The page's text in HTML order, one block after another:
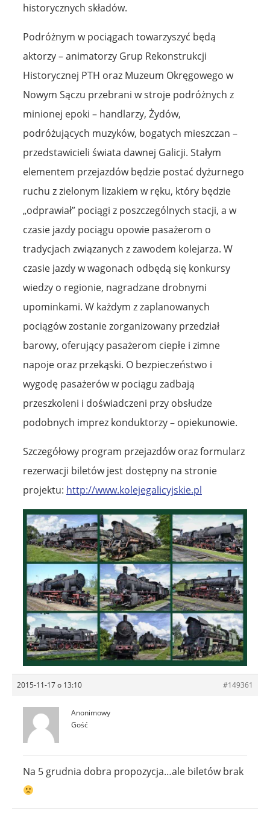
historycznych składów.
Podróżnym w pociągach towarzyszyć będą
aktorzy – animatorzy Grup Rekonstrukcji
Historycznej PTH oraz Muzeum Okręgowego w
Nowym Sączu przebrani w stroje podróżnych z
minionej epoki – handlarzy, Żydów,
podróżujących muzyków, bogatych mieszczan –
przedstawicieli świata dawnej Galicji. Stałym
elementem przejazdów będzie postać dyżurnego
ruchu z zielonym lizakiem w ręku, który będzie
„odprawiał” pociągi z poszczególnych stacji, a w
czasie jazdy pociągu opowie pasażerom o
tradycjach związanych z zawodem kolejarza. W
czasie jazdy w wagonach odbędą się konkursy
wiedzy o regionie, nagradzane drobnymi
upominkami. W każdym z zaplanowanych
pociągów zostanie zorganizowany przedział
barowy, oferujący pasażerom ciepłe i zimne
napoje oraz przekąski. O bezpieczeństwo i
wygodę pasażerów w pociągu zadbają
przeszkoleni i doświadczeni przy obsłudze
podobnych imprez konduktorzy – opiekunowie.
Szczegółowy program przejazdów oraz formularz
rezerwacji biletów jest dostępny na stronie
projektu: http://www.kolejegalicyjskie.pl
2015-11-17 o 13:10 #149361
Anonimowy
Gość
Na 5 grudnia dobra propozycja…ale biletów brak